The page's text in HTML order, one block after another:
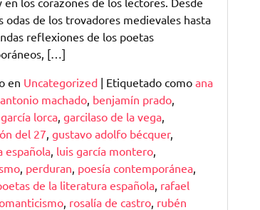
odas de los trovadores medievales hasta
reflexiones de los poetas
[…]
en Uncategorized | Etiquetado como ana
antonio machado, benjamín prado,
lorca, garcilaso de la vega,
del 27, gustavo adolfo bécquer,
española, luis garcía montero,
, perduran, poesía contemporánea,
de la literatura española, rafael
, rosalía de castro, rubén